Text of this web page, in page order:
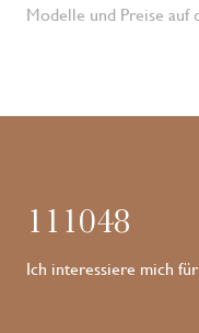
Modelle und Preise auf
111048
Ich interessiere mich